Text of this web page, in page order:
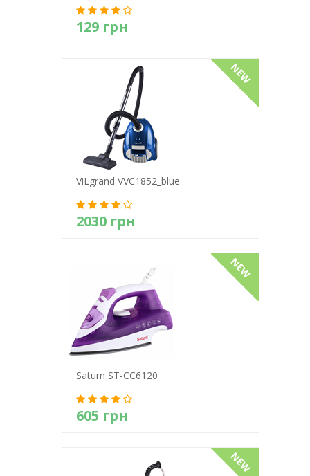
129 грн
Детально
ViLgrand VVC1852_blue
2030 грн
Saturn ST-CC6120
605 грн